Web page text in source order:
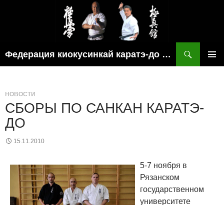
Федерация киокусинкай каратэ-до рязанской области
НОВОСТИ
СБОРЫ ПО САНКАН КАРАТЭ-
ДО
15.11.2010
5-7 ноября в
Рязанском
государственном
университете